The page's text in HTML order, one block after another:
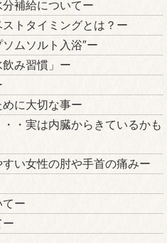
補給についてー
トタイミングとは？ー
ムソルト入浴″ー
み習慣」ー
に大切な事ー
・実は内臓からきているかも
い女性の肘や手首の痛みー
てー
ー